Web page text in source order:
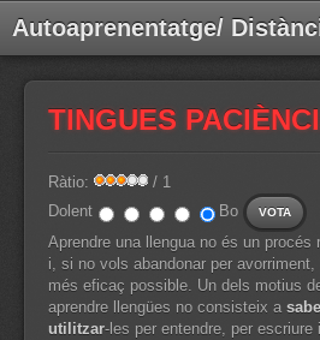
Autoaprenentatge/
TINGUES
Ràtio:
/ 1
Dolent
Bo
Aprendre una llengua no és un
i, si no vols abandonar per
més eficaç possible. Un dels motius
aprendre llengües no consisteix a
utilitzar-les per entendre, per escriure